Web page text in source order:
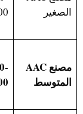
الصغير
مصنع AAC
المتوسط